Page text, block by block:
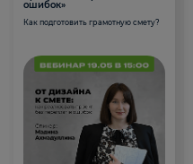
ошибок»
Как подготовить грамотную смету?